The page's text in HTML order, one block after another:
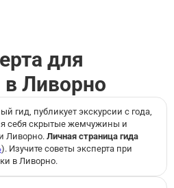
для
в Ливорно
гид, публикует экскурсии с года,
себя скрытые жемчужины и
Ливорно. Личная страница гида
). Изучите советы эксперта при
в Ливорно.